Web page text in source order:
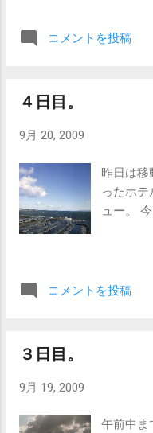
コメントを投稿
４日目。
9月 20, 2009
昨日は移
ったホ
ュー。
コメントを投稿
３日目。
9月 19, 2009
午前中ま